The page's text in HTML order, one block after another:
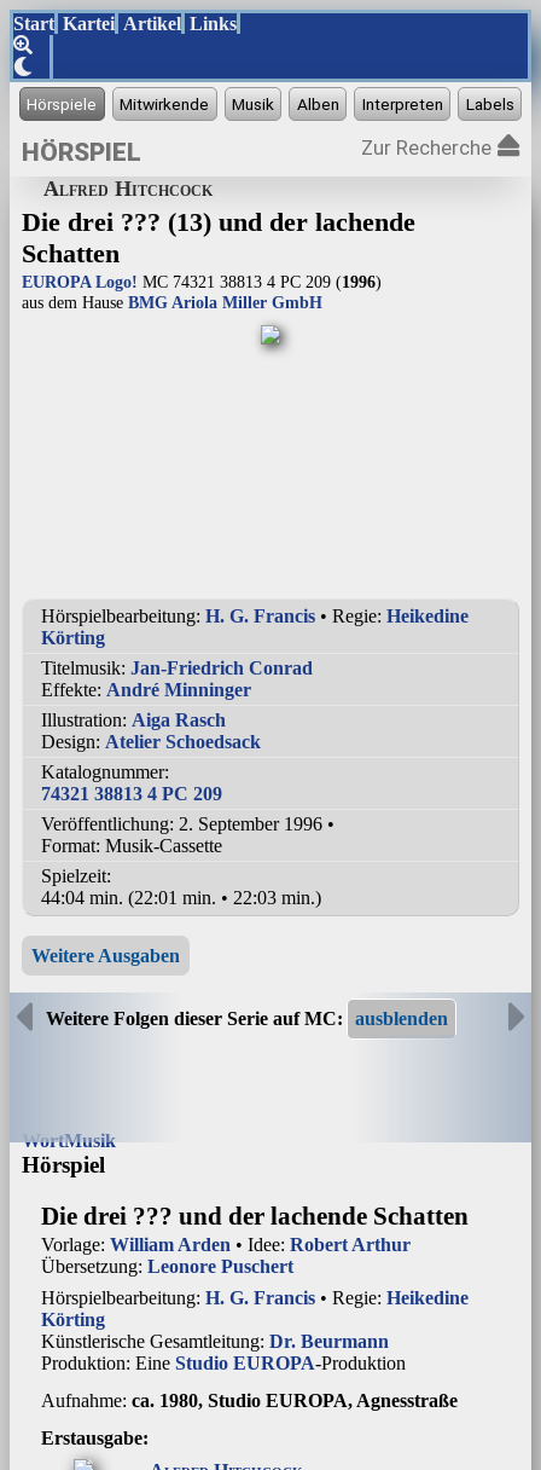
Start Kartei Artikel Links
HÖRSPIEL Zur Recherche
Alfred Hitchcock
Die drei ??? (13) und der lachende
Schatten
EUROPA Logo! MC 74321 38813 4 PC 209 (1996)
aus dem Hause BMG Ariola Miller GmbH
Hörspielbearbeitung: H. G. Francis • Regie: Heikedine
Körting
Titelmusik: Jan-Friedrich Conrad
Effekte: André Minninger
Illustration: Aiga Rasch
Design: Atelier Schoedsack
Katalognummer:
74321 38813 4 PC 209
Veröffentlichung: 2. September 1996 •
Format: Musik-Cassette
Spielzeit:
44:04 min. (22:01 min. • 22:03 min.)
Weitere Ausgaben
Weitere Folgen dieser Serie auf MC:
WortMusik
Hörspiel
Die drei ??? und der lachende Schatten
Vorlage: William Arden • Idee: Robert Arthur
Übersetzung: Leonore Puschert
Hörspielbearbeitung: H. G. Francis • Regie: Heikedine
Körting
Künstlerische Gesamtleitung: Dr. Beurmann
Produktion: Eine Studio EUROPA-Produktion
Aufnahme: ca. 1980, Studio EUROPA, Agnesstraße
Erstausgabe: